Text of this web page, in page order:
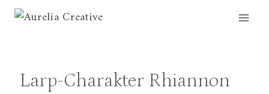
Zum
Larp-Charakter Rhiannon